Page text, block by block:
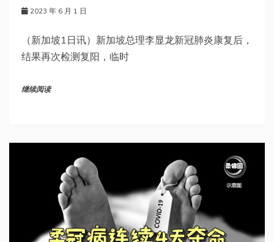
2023 年 6 月 1 日
（新加坡1日讯）新加坡总理李显龙新冠肺炎康复后，
结果再次检测复阳，临时
继续阅读